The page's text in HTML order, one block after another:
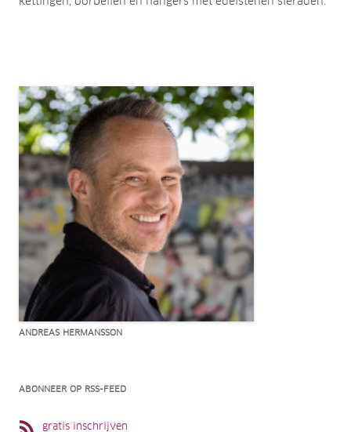
ANDREAS HERMANSSON
ABONNEER OP RSS-FEED
gratis inschrijven